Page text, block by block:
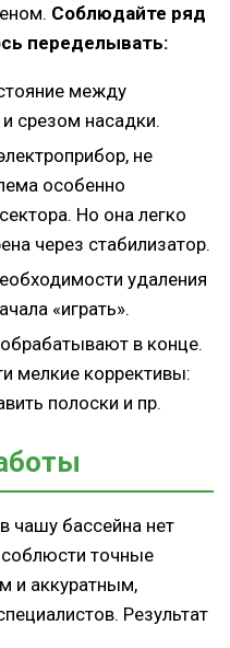
Соблюдайте ряд
переделывать:
между
срезом насадки.
не
особенно
Но она легко
через стабилизатор.
удаления
«играть».
в конце.
мелкие коррективы:
полоски и пр.
чашу бассейна нет
соблюсти точные
и аккуратным,
Результат